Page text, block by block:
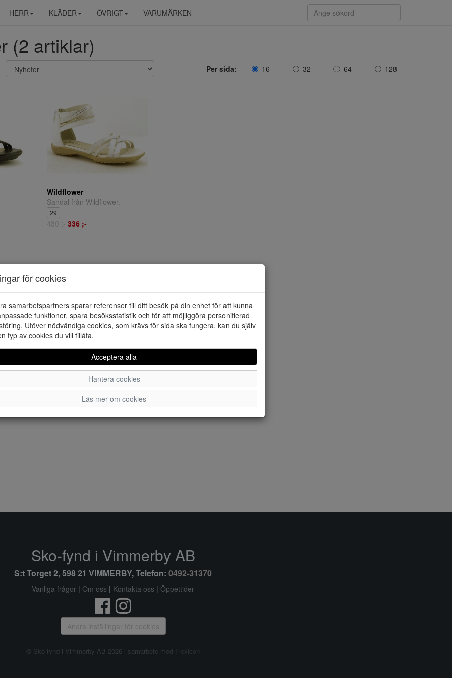
HERR KLÄDER ÖVRIGT VARUMÄRKEN
(2 artiklar)
Per sida: 16 32 64 128
Wildflower
Sandal från Wildflower.
29
480 ;- 336 ;-
för cookies
samarbetspartners sparar referenser till ditt besök på din enhet för att kunna
funktioner, spara besöksstatistik och för att möjliggöra personifierad
Utöver nödvändiga cookies, som krävs för sida ska fungera, kan du själv
typ av cookies du vill tillåta.
Acceptera alla
Hantera cookies
Läs mer om cookies
Sko-fynd i Vimmerby AB
S:t Torget 2, 598 21 VIMMERBY, Telefon: 0492-31370
Vanliga frågor | Om oss | Kontakta oss | Öppettider
Ändra inställingar för cookies
© Sko-fynd i Vimmerby AB 2026 i samarbete med Flexicon